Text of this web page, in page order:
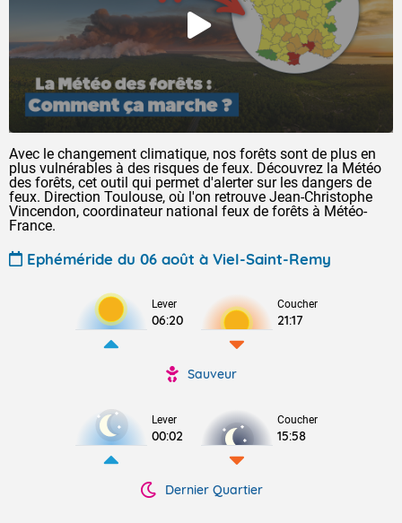
Avec le changement climatique, nos forêts sont de plus en
plus vulnérables à des risques de feux. Découvrez la Météo
des forêts, cet outil qui permet d'alerter sur les dangers de
feux. Direction Toulouse, où l'on retrouve Jean-Christophe
Vincendon, coordinateur national feux de forêts à Météo-
France.
Ephéméride du 06 août à Viel-Saint-Remy
Lever
06:20
Coucher
21:17
Sauveur
Lever
00:02
Coucher
15:58
Dernier Quartier